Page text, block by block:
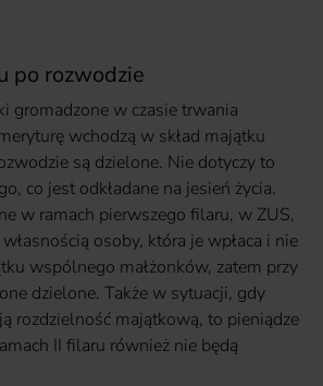
po rozwodzie
gromadzone w czasie trwania
wchodzą w skład majątku
są dzielone. Nie dotyczy to
co jest odkładane na jesień życia.
w ramach pierwszego filaru, w ZUS,
osoby, która je wpłaca i nie
wspólnego małżonków, zatem przy
dzielone. Także w sytuacji, gdy
rozdzielność majątkową, to pieniądze
II filaru również nie będą